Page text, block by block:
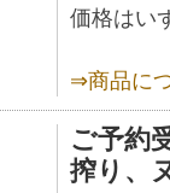
価格はい
⇒商品に
ご予約
搾り、